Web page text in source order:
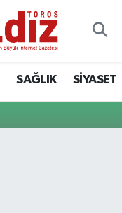
SAĞLIK SİYASET